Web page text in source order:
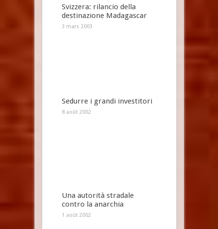
Svizzera: rilancio della
destinazione Madagascar
3 mars 2003
Sedurre i grandi investitori
8 août 2002
Una autorità stradale
contro la anarchia
1 août 2002